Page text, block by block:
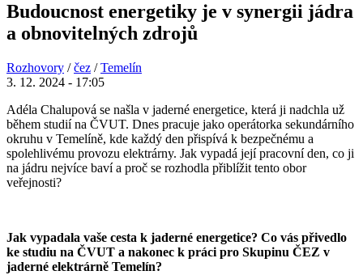
Budoucnost energetiky je v synergii jádra
a obnovitelných zdrojů
Rozhovory /čez /Temelín
3. 12. 2024 - 17:05
Adéla Chalupová se našla v jaderné energetice, která ji nadchla už
během studií na ČVUT. Dnes pracuje jako operátorka sekundárního
okruhu v Temelíně, kde každý den přispívá k bezpečnému a
spolehlivému provozu elektrárny. Jak vypadá její pracovní den, co ji
na jádru nejvíce baví a proč se rozhodla přiblížit tento obor
veřejnosti?
Jak vypadala vaše cesta k jaderné energetice? Co vás přivedlo
ke studiu na ČVUT a nakonec k práci pro Skupinu ČEZ v
jaderné elektrárně Temelín?